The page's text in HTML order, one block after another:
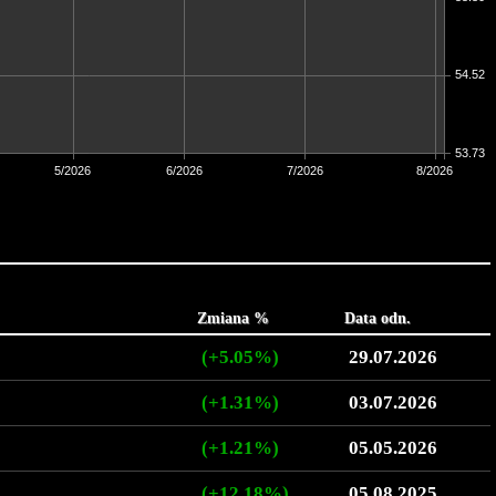
5/2026 6/2026 7/2026 8/2026
53.73
54.52
Zmiana % Data odn.
(+5.05%) 29.07.2026
(+1.31%) 03.07.2026
(+1.21%) 05.05.2026